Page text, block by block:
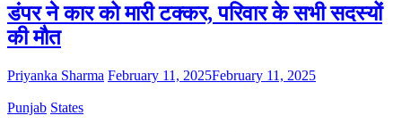
डंपर ने कार को मारी टक्कर, परिवार के सभी सदस्यों
की मौत
Priyanka Sharma February 11, 2025February 11, 2025
Punjab States